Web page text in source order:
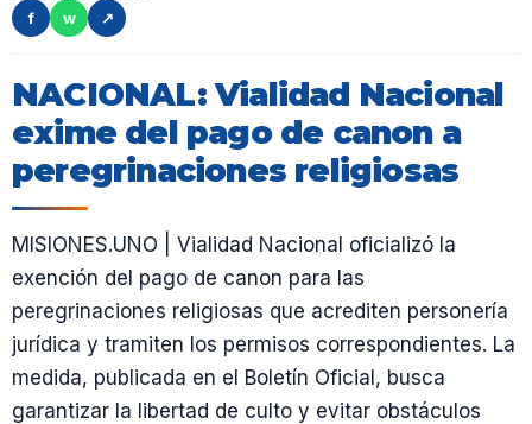
f
w ↗
NACIONAL: Vialidad Nacional
exime del pago de canon a
peregrinaciones religiosas
MISIONES.UNO | Vialidad Nacional oficializó la
exención del pago de canon para las
peregrinaciones religiosas que acrediten personería
jurídica y tramiten los permisos correspondientes. La
medida, publicada en el Boletín Oficial, busca
garantizar la libertad de culto y evitar obstáculos